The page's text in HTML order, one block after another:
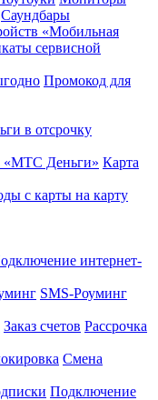
Саундбары
«Мобильная
сервисной
Промокод для
в отсрочку
«МТС Деньги» Карта
с карты на карту
интернет-
SMS-Роуминг
Заказ счетов Рассрочка
Смена
Подключение